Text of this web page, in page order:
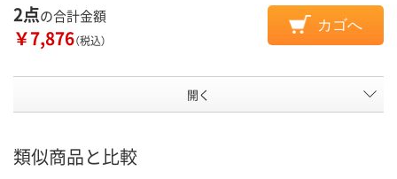
2点の合計金額
￥7,876（税込）
カゴへ
開く
類似商品と比較